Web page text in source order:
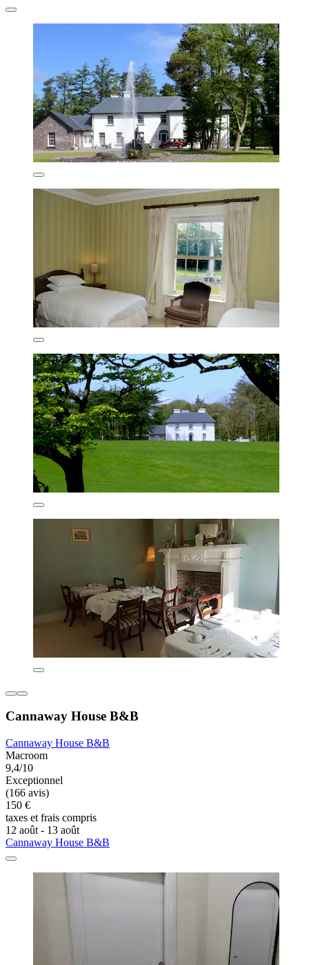
Cannaway House B&B
Cannaway House B&B
Macroom
9,4/10
Exceptionnel
(166 avis)
150 €
taxes et frais compris
12 août - 13 août
Cannaway House B&B